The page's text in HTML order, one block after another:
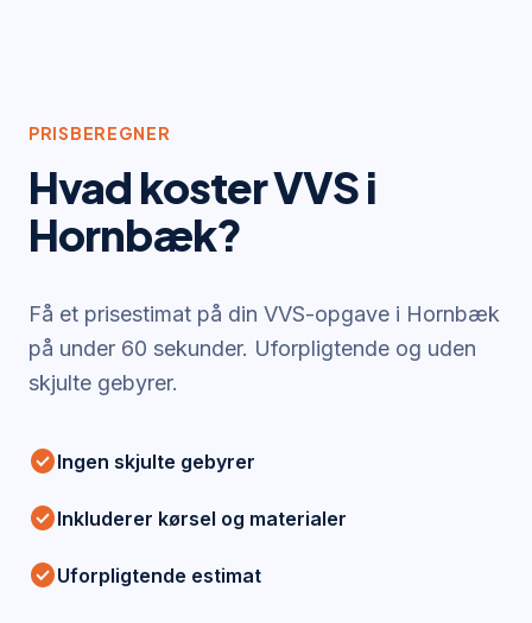
PRISBEREGNER
Hvad koster VVS i
Hornbæk?
Få et prisestimat på din VVS-opgave i Hornbæk
på under 60 sekunder. Uforpligtende og uden
skjulte gebyrer.
check_circleIngen skjulte gebyrer
check_circleInkluderer kørsel og materialer
check_circleUforpligtende estimat